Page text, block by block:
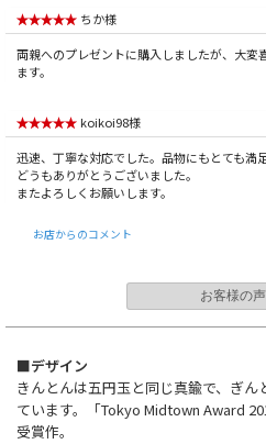
ちか様
両親へのプレゼントに購入しましたが、大変
ます。
koikoi98様
迅速、丁寧な対応でした。品物にもとても満
どうもありがとうございました。
またよろしくお願いします。
お店からのコメント
お客様の
■デザイン
きんとんは五円玉と同じ真鍮で、ぎ
ています。「Tokyo Midtown Award
受賞作。